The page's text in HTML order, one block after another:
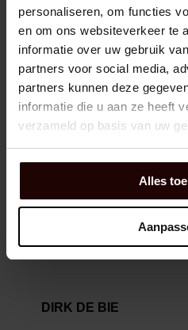
personaliseren, om functies
en om ons websiteverkeer te
informatie over uw gebruik
partners voor social media,
partners kunnen deze
informatie die u aan ze heeft
verzameld op basis van uw
Alles
DIRK DE BIE